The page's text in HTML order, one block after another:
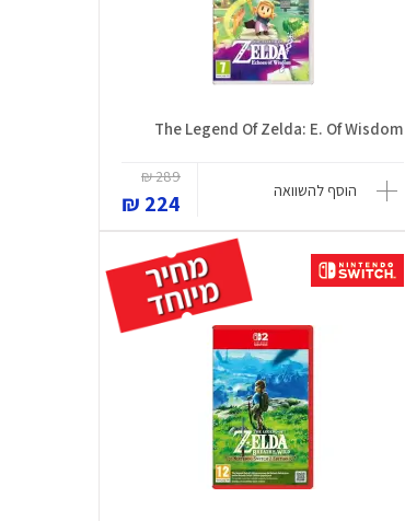
The Legend Of Zelda: E. Of Wisdom
הוסף להשוואה
289 ₪
224 ₪